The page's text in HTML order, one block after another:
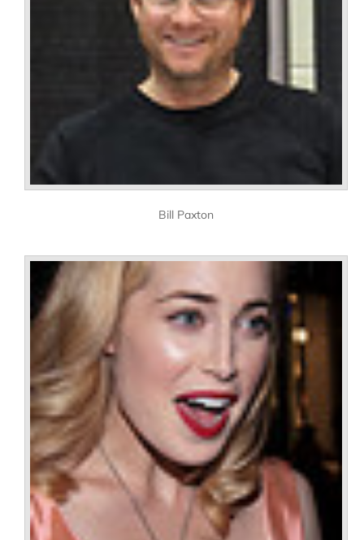
Bill Paxton